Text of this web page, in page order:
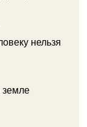
нельзя